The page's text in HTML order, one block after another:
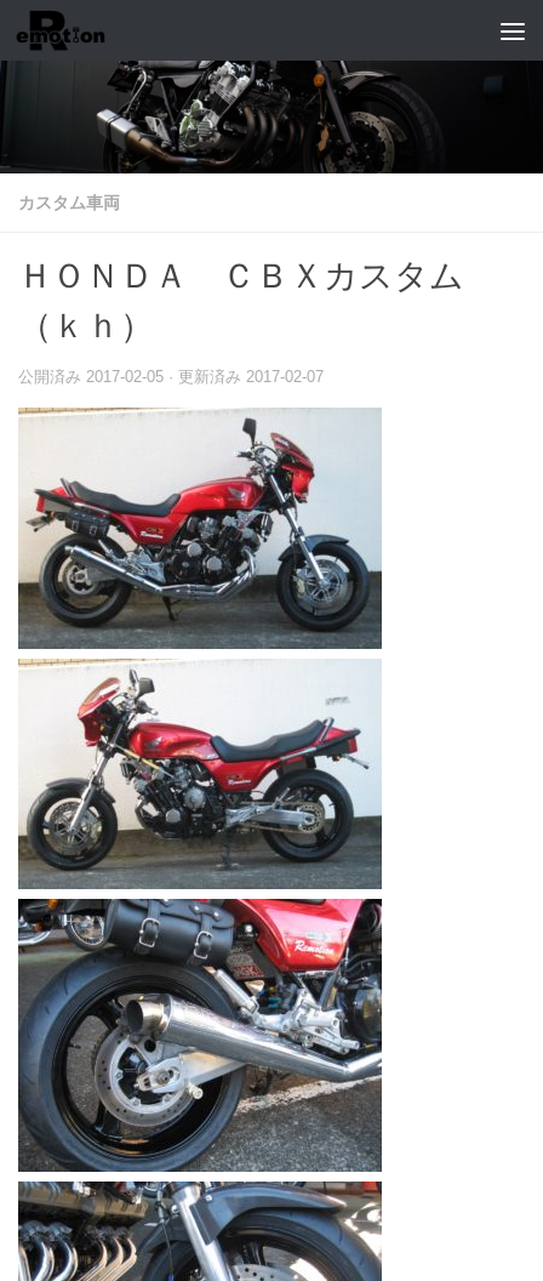
コンテンツへスキップ
カスタム車両
ＨＯＮＤＡ ＣＢＸカスタム
（ｋｈ）
公開済み 2017-02-05 · 更新済み 2017-02-07